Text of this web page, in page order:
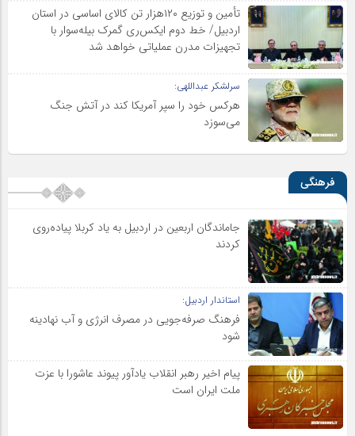
تأمین و توزیع ۱۲۰هزار تن کالای اساسی در استان
اردبیل/ خط دوم ایکس‌ری گمرک بیله‌سوار با
تجهیزات مدرن عملیاتی خواهد شد
سرلشکر عبداللهی:
هرکس خود را سپر آمریکا کند در آتش جنگ
می‌سوزد
فرهنگی
جاماندگان اربعین در اردبیل به یاد کربلا پیاده‌روی
کردند
استاندار اردبیل:
فرهنگ صرفه‌جویی در مصرف انرژی و آب نهادینه
شود
پیام اخیر رهبر انقلاب یادآور پیوند عاشورا با عزت
ملت ایران است